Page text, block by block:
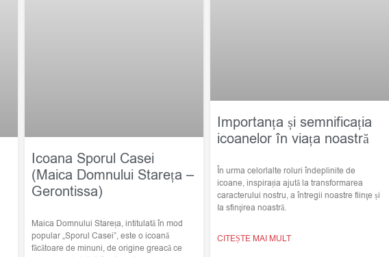
Icoana Sporul Casei
(Maica Domnului Stareța –
Gerontissa)
Maica Domnului Stareța, intitulată în mod
popular „Sporul Casei”, este o icoană
făcătoare de minuni, de origine greacă ce
Importanța și semnificația
icoanelor în viața noastră
În urma celorlalte roluri îndeplinite de
icoane, inspirația ajută la transformarea
caracterului nostru, a întregii noastre fiinţe și
Ia sfinţirea noastră.
CITEȘTE MAI MULT